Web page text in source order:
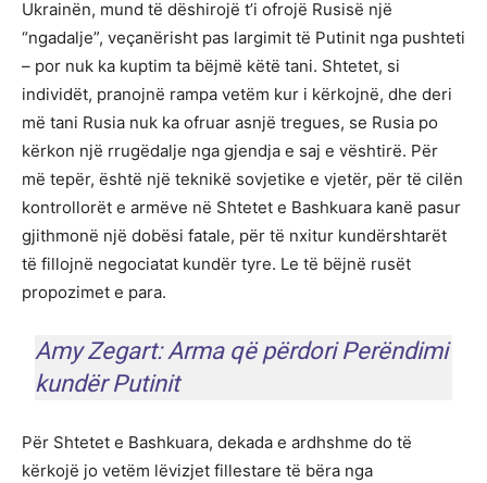
Ukrainën, mund të dëshirojë t’i ofrojë Rusisë një
“ngadalje”, veçanërisht pas largimit të Putinit nga pushteti
– por nuk ka kuptim ta bëjmë këtë tani. Shtetet, si
individët, pranojnë rampa vetëm kur i kërkojnë, dhe deri
më tani Rusia nuk ka ofruar asnjë tregues, se Rusia po
kërkon një rrugëdalje nga gjendja e saj e vështirë. Për
më tepër, është një teknikë sovjetike e vjetër, për të cilën
kontrollorët e armëve në Shtetet e Bashkuara kanë pasur
gjithmonë një dobësi fatale, për të nxitur kundërshtarët
të fillojnë negociatat kundër tyre. Le të bëjnë rusët
propozimet e para.
Amy Zegart: Arma që përdori Perëndimi
kundër Putinit
Për Shtetet e Bashkuara, dekada e ardhshme do të
kërkojë jo vetëm lëvizjet fillestare të bëra nga